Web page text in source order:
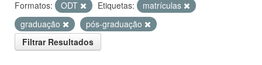
Formatos: ODT Etiquetas:
matrículas
graduação
pós-graduação
Filtrar Resultados